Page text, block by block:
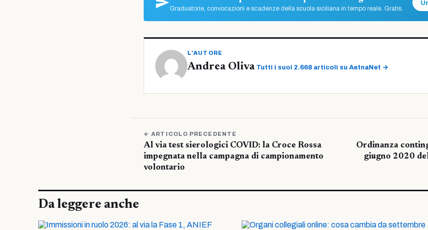
Graduatorie, convocazioni e scadenze della scuola siciliana in tempo reale. Gratis.
L'AUTORE
Andrea Oliva Tutti i suoi 2.668 articoli su AetnaNet →
← ARTICOLO PRECEDENTE
Al via test sierologici COVID: la Croce Rossa
impegnata nella campagna di campionamento
volontario
Ordinanza
giugno 2020
Da leggere anche